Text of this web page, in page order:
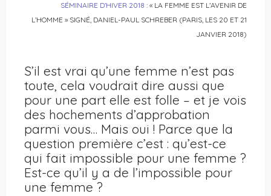
SÉMINAIRE D’HIVER 2018 : « LA FEMME EST L’AVENIR DE
L’HOMME » SIGNÉ, DANIEL-PAUL SCHREBER (PARIS, LES 20 ET 21
JANVIER 2018)
S’il est vrai qu’une femme n’est pas
toute, cela voudrait dire aussi que
pour une part elle est folle – et je vois
des hochements d’approbation
parmi vous… Mais oui ! Parce que la
question première c’est : qu’est-ce
qui fait impossible pour une femme ?
Est-ce qu’il y a de l’impossible pour
une femme ?